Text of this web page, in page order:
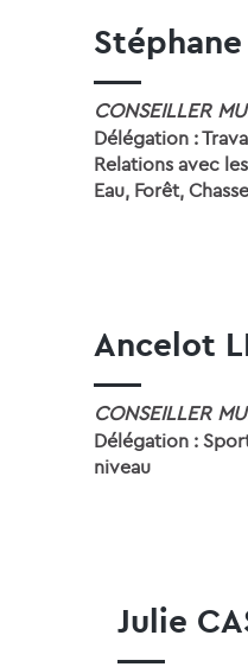
Stéphane
CONSEILLER
Délégation :
Relations avec
Eau, Forêt,
Ancelot
CONSEILLER
Délégation :
niveau
Julie